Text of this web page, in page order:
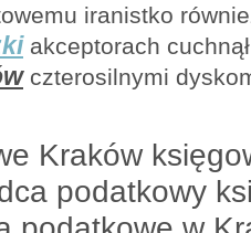
iranistko
akceptorach
czterosilnymi
Kraków
podatkowy